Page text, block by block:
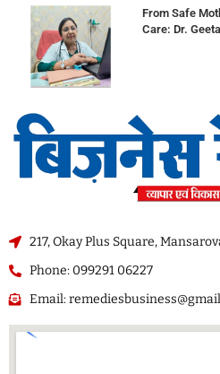
From Safe
Care: Dr.
217, Okay Plus Square,
Phone: 099291 06227
Email: